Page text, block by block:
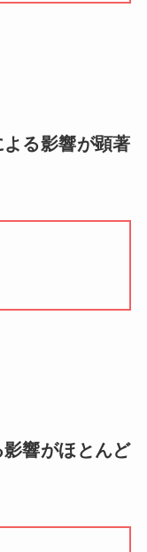
る影響が顕著
響がほとんど